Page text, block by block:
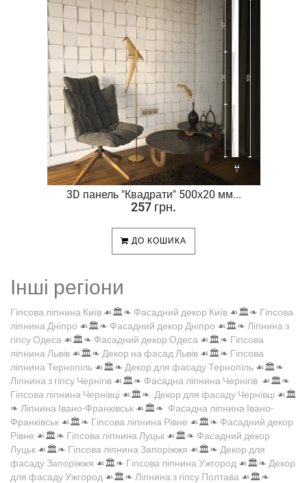
3D панель "Квадрати" 500х20 мм...
257 грн.
ДО КОШИКА
Інші регіони
Гіпсова ліпнина Київ ☙🏛️❧ Фасадний декор Київ ☙🏛️❧ Гіпсова
ліпнина Дніпро ☙🏛️❧ Фасадний декор Дніпро ☙🏛️❧ Ліпнина з
гіпсу Одеса ☙🏛️❧ Фасадний декор Одеса ☙🏛️❧ Гіпсова
ліпнина Львів ☙🏛️❧ Декор на фасад Львів ☙🏛️❧ Гіпсова
ліпнина Тернопіль ☙🏛️❧ Декор для фасаду Тернопіль ☙🏛️❧
Ліпнина з гіпсу Чернігів ☙🏛️❧ Фасадна ліпнина Чернігів ☙🏛️❧
Гіпсова ліпнина Чернівці ☙🏛️❧ Декор для фасаду Чернівці ☙🏛️
❧ Ліпнина Івано-Франківськ ☙🏛️❧ Фасадна ліпнина Івано-
Франківськ ☙🏛️❧ Гіпсова ліпнина Рівне ☙🏛️❧ Фасадний декор
Рівне ☙🏛️❧ Гіпсова ліпнина Луцьк ☙🏛️❧ Фасадний декор
Луцьк ☙🏛️❧ Гіпсова ліпнина Запоріжжя ☙🏛️❧ Декор для
фасаду Запоріжжя ☙🏛️❧ Гіпсова ліпнина Ужгород ☙🏛️❧ Декор
для фасаду Ужгород ☙🏛️❧ Ліпнина з гіпсу Полтава ☙🏛️❧